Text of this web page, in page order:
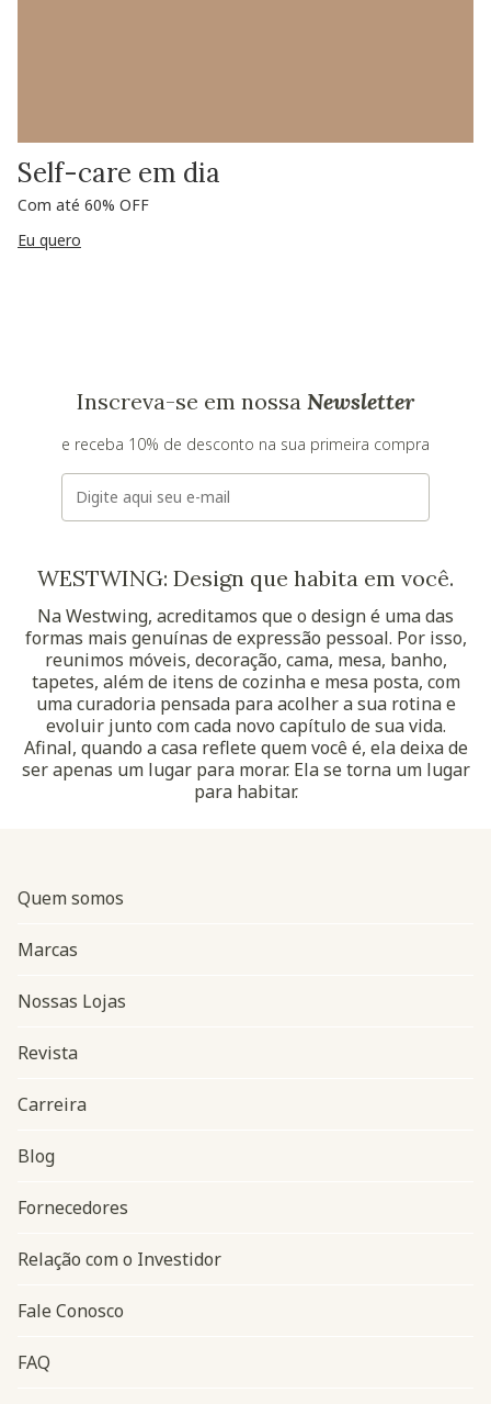
Self-care em dia
Com até 60% OFF
Eu quero
Inscreva-se em nossa Newsletter
e receba 10% de desconto na sua primeira compra
E-mail
WESTWING: Design que habita em você.
Na Westwing, acreditamos que o design é uma das
formas mais genuínas de expressão pessoal. Por isso,
reunimos móveis, decoração, cama, mesa, banho,
tapetes, além de itens de cozinha e mesa posta, com
uma curadoria pensada para acolher a sua rotina e
evoluir junto com cada novo capítulo de sua vida.
Afinal, quando a casa reflete quem você é, ela deixa de
ser apenas um lugar para morar. Ela se torna um lugar
para habitar.
Navegação do rodapé
Quem somos
Marcas
Nossas Lojas
Revista
Carreira
Blog
Fornecedores
Relação com o Investidor
Fale Conosco
FAQ